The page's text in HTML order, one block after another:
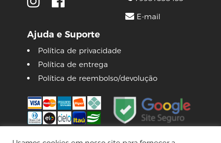
Ajuda e Suporte
Política de privacidade
Política de entrega
Política de reembolso/devolução
E-mail